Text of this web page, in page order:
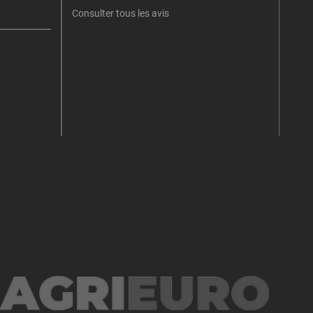
Consulter tous les avis